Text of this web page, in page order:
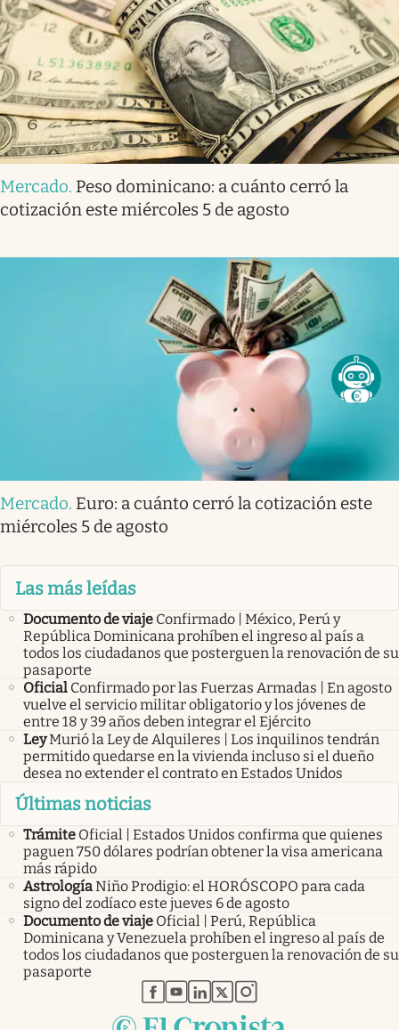
Mercado. Peso dominicano: a cuánto cerró la
cotización este miércoles 5 de agosto
Mercado. Euro: a cuánto cerró la cotización este
miércoles 5 de agosto
Las más leídas
Documento de viaje Confirmado | México, Perú y
República Dominicana prohíben el ingreso al país a
todos los ciudadanos que posterguen la renovación de su
pasaporte
Oficial Confirmado por las Fuerzas Armadas | En agosto
vuelve el servicio militar obligatorio y los jóvenes de
entre 18 y 39 años deben integrar el Ejército
LeyMurió la Ley de Alquileres | Los inquilinos tendrán
permitido quedarse en la vivienda incluso si el dueño
desea no extender el contrato en Estados Unidos
Últimas noticias
Trámite Oficial | Estados Unidos confirma que quienes
paguen 750 dólares podrían obtener la visa americana
más rápido
AstrologíaNiño Prodigio: el HORÓSCOPO para cada
signo del zodíaco este jueves 6 de agosto
Documento de viaje Oficial | Perú, República
Dominicana y Venezuela prohíben el ingreso al país de
todos los ciudadanos que posterguen la renovación de su
pasaporte
abre en nueva pestaña
abre en nueva pestaña
abre en nueva pestaña
abre en nueva pestaña
abre en nueva pestaña